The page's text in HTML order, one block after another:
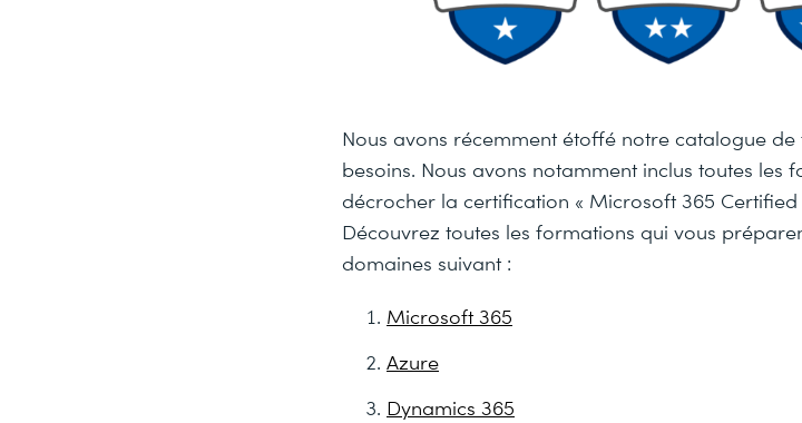
Nous avons récemment étoffé notre catalogue
besoins. Nous avons notamment inclus toutes
décrocher la certification « Microsoft 365
Découvrez toutes les formations qui vous
domaines suivant :
Microsoft 365
Azure
Dynamics 365